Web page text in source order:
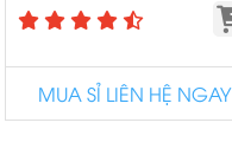
MUA SỈ LIÊN HỆ NGAY